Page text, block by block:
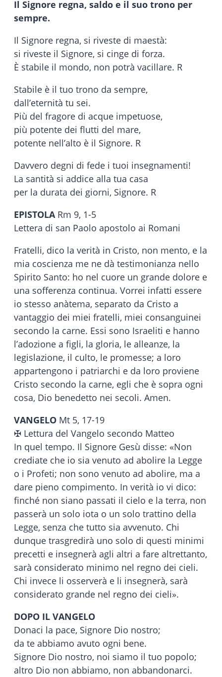
Il Signore regna, saldo e il suo trono per
sempre.
Il Signore regna, si riveste di maestà:
si riveste il Signore, si cinge di forza.
È stabile il mondo, non potrà vacillare. R
Stabile è il tuo trono da sempre,
dall’eternità tu sei.
Più del fragore di acque impetuose,
più potente dei flutti del mare,
potente nell’alto è il Signore. R
Davvero degni di fede i tuoi insegnamenti!
La santità si addice alla tua casa
per la durata dei giorni, Signore. R
EPISTOLARm 9, 1-5
Lettera di san Paolo apostolo ai Romani
Fratelli, dico la verità in Cristo, non mento, e la
mia coscienza me ne dà testimonianza nello
Spirito Santo: ho nel cuore un grande dolore e
una sofferenza continua. Vorrei infatti essere
io stesso anàtema, separato da Cristo a
vantaggio dei miei fratelli, miei consanguinei
secondo la carne. Essi sono Israeliti e hanno
l’adozione a figli, la gloria, le alleanze, la
legislazione, il culto, le promesse; a loro
appartengono i patriarchi e da loro proviene
Cristo secondo la carne, egli che è sopra ogni
cosa, Dio benedetto nei secoli. Amen.
VANGELO Mt 5, 17-19
✠ Lettura del Vangelo secondo Matteo
In quel tempo. Il Signore Gesù disse: «Non
crediate che io sia venuto ad abolire la Legge
o i Profeti; non sono venuto ad abolire, ma a
dare pieno compimento. In verità io vi dico:
finché non siano passati il cielo e la terra, non
passerà un solo iota o un solo trattino della
Legge, senza che tutto sia avvenuto. Chi
dunque trasgredirà uno solo di questi minimi
precetti e insegnerà agli altri a fare altrettanto,
sarà considerato minimo nel regno dei cieli.
Chi invece li osserverà e li insegnerà, sarà
considerato grande nel regno dei cieli».
DOPO IL VANGELO
Donaci la pace, Signore Dio nostro;
da te abbiamo avuto ogni bene.
Signore Dio nostro, noi siamo il tuo popolo;
altro Dio non abbiamo, non abbandonarci.